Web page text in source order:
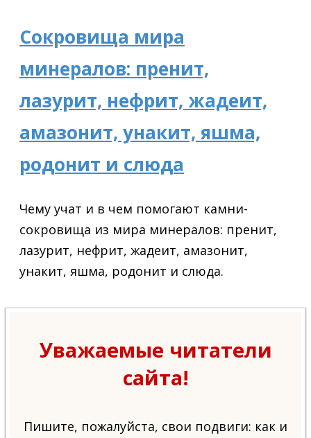
Сокровища мира
минералов: пренит,
лазурит, нефрит, жадеит,
амазонит, унакит, яшма,
родонит и слюда
Чему учат и в чем помогают камни-
сокровища из мира минералов: пренит,
лазурит, нефрит, жадеит, амазонит,
унакит, яшма, родонит и слюда.
Уважаемые читатели
сайта!
Пишите, пожалуйста, свои подвиги: как и